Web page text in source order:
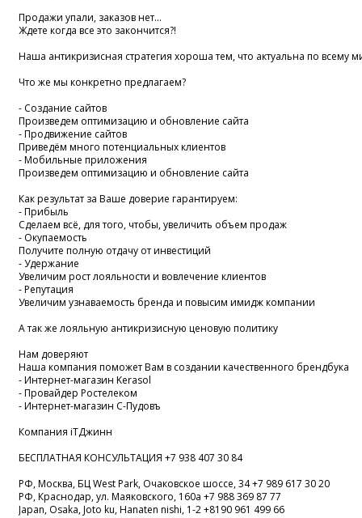
Продажи упали, заказов нет...
Ждете когда все это закончится?!
Наша антикризисная стратегия хороша тем, что актуальна по
Что же мы конкретно предлагаем?
- Создание сайтов
Произведем оптимизацию и обновление сайта
- Продвижение сайтов
Приведём много потенциальных клиентов
- Мобильные приложения
Произведем оптимизацию и обновление сайта
Как результат за Ваше доверие гарантируем:
- Прибыль
Сделаем всё, для того, чтобы, увеличить объем продаж
- Окупаемость
Получите полную отдачу от инвестиций
- Удержание
Увеличим рост лояльности и вовлечение клиентов
- Репутация
Увеличим узнаваемость бренда и повысим имидж компании
А так же лояльную антикризисную ценовую политику
Нам доверяют
Наша компания поможет Вам в создании качественного брендбука
- Интернет-магазин Kerasol
- Провайдер Ростелеком
- Интернет-магазин С-Пудовъ
Компания iTДжинн
БЕСПЛАТНАЯ КОНСУЛЬТАЦИЯ +7 938 407 30 84
РФ, Москва, БЦ West Park, Очаковское шоссе, 34 +7 989 617 30 20
РФ, Краснодар, ул. Маяковского, 160а +7 988 369 87 77
Japan, Osaka, Joto ku, Hanaten nishi, 1-2 +8190 961 499 66